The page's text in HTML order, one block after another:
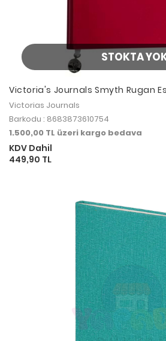
STOKTA
Victoria's Journals Smyth Rugan
Defter 14.8x21 cm Kırmızı
Victorias Journals
Barkodu : 8683873610754
1.500,00 TL üzeri kargo bedava
KDV Dahil
449,90 TL